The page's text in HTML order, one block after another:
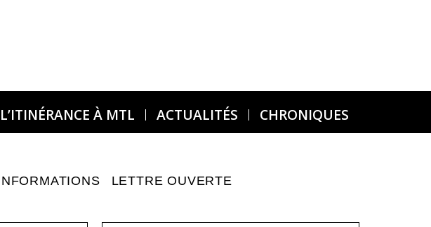
L’ITINÉRANCE À MTL ACTUALITÉS CHRONIQUES
LETTRE OUVERTE